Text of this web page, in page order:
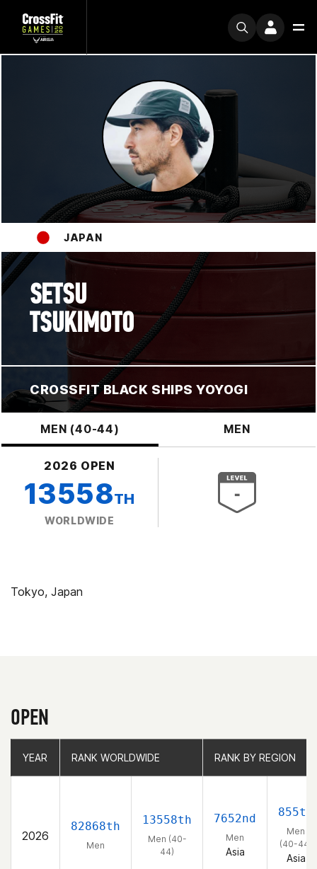
JAPAN
SETSU
TSUKIMOTO
CROSSFIT BLACK SHIPS YOYOGI
MEN (40-44) MEN
2026 OPEN
13558TH
WORLDWIDE
Tokyo, Japan
OPEN
YEAR RANK WORLDWIDE RANK BY REGION
2026
82868th
Men
13558th
Men (40-
44)
7652nd
Men
Asia
855th
Men
(40-44)
Asia
YEAR RANK WORLDWIDE RANK BY REGION